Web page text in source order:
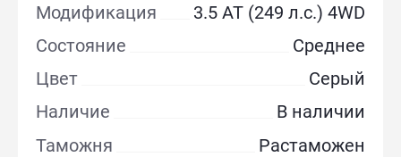
Модификация
3.5 AT (249 л.с.) 4WD
Состояние
Среднее
Цвет
Серый
Наличие
В наличии
Таможня
Растаможен